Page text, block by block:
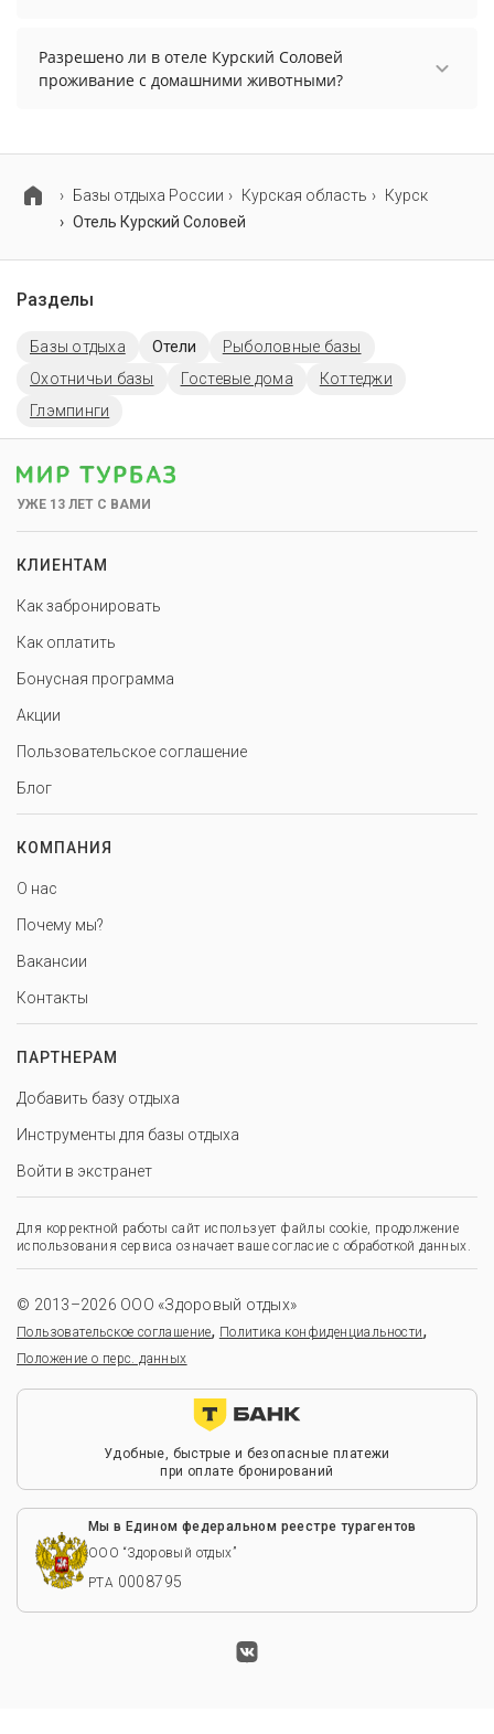
уточните информацию перед бронированием у
менеджера, возможно, услуга оплачивается
Разрешено ли в отеле Курский Соловей
проживание с домашними животными?
Базы отдыха России Курская область
Курск
Отель Курский Соловей
Разделы
Базы отдыха Отели
Рыболовные базы
Охотничьи базы
Гостевые дома
Коттеджи
Глэмпинги
УЖЕ 13 ЛЕТ С ВАМИ
КЛИЕНТАМ
Как забронировать
Как оплатить
Бонусная программа
Акции
Пользовательское соглашение
Блог
КОМПАНИЯ
О нас
Почему мы?
Вакансии
Контакты
ПАРТНЕРАМ
Добавить базу отдыха
Инструменты для базы отдыха
Войти в экстранет
Для корректной работы сайт использует файлы cookie, продолжение
использования сервиса означает ваше согласие с обработкой данных.
© 2013–2026 ООО «Здоровый отдых»
Пользовательское соглашение, Политика конфиденциальности,
Положение о перс. данных
Удобные, быстрые и безопасные платежи
при оплате бронирований
Мы в Едином федеральном реестре турагентов
ООО “Здоровый отдых”
РТА 0008795